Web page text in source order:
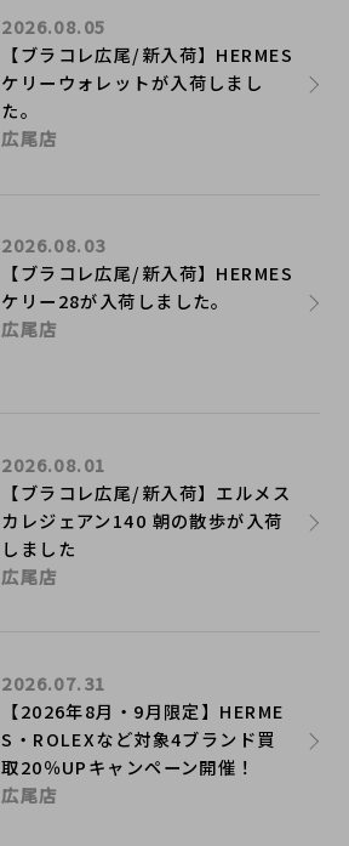
【ブラコレ広尾/新入荷】HERMES
ケリーウォレットが入荷しまし
た。
2026.08.05
広尾店
【ブラコレ広尾/新入荷】HERMES
ケリー28が入荷しました。
2026.08.03
広尾店
【ブラコレ広尾/新入荷】エルメス
カレジェアン140 朝の散歩が入荷
しました
2026.08.01
広尾店
【2026年8月・9月限定】HERME
S・ROLEXなど対象4ブランド買
取20％UPキャンペーン開催！
2026.07.31
広尾店